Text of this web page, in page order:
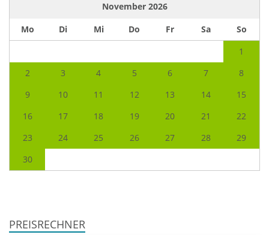
November 2026
Mo
Di Mi Do Fr Sa
So
1
2
3 4 5 6 7
8
9
10 11 12 13 14
15
16
17 18 19 20 21
22
23
24 25 26 27 28
29
30
PREISRECHNER